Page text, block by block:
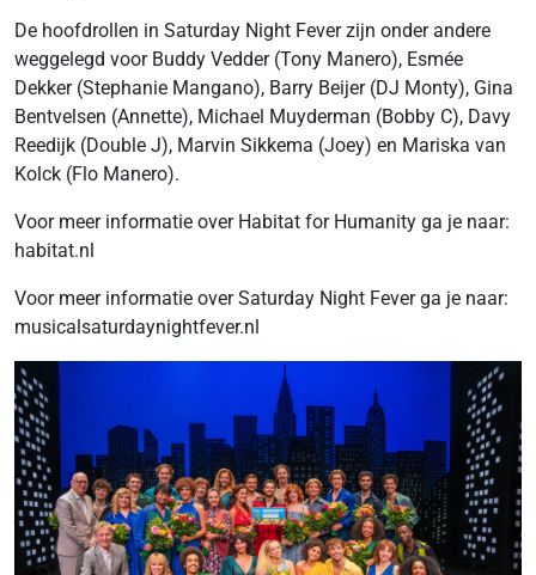
De hoofdrollen in Saturday Night Fever zijn onder andere
weggelegd voor Buddy Vedder (Tony Manero), Esmée
Dekker (Stephanie Mangano), Barry Beijer (DJ Monty), Gina
Bentvelsen (Annette), Michael Muyderman (Bobby C), Davy
Reedijk (Double J), Marvin Sikkema (Joey) en Mariska van
Kolck (Flo Manero).
Voor meer informatie over Habitat for Humanity ga je naar:
habitat.nl
Voor meer informatie over Saturday Night Fever ga je naar:
musicalsaturdaynightfever.nl